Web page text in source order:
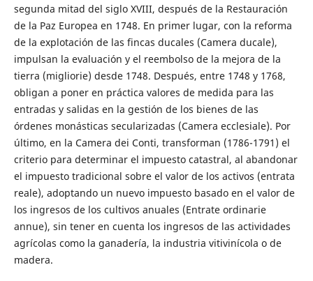
segunda mitad del siglo XVIII, después de la Restauración
de la Paz Europea en 1748. En primer lugar, con la reforma
de la explotación de las fincas ducales (Camera ducale),
impulsan la evaluación y el reembolso de la mejora de la
tierra (migliorie) desde 1748. Después, entre 1748 y 1768,
obligan a poner en práctica valores de medida para las
entradas y salidas en la gestión de los bienes de las
órdenes monásticas secularizadas (Camera ecclesiale). Por
último, en la Camera dei Conti, transforman (1786-1791) el
criterio para determinar el impuesto catastral, al abandonar
el impuesto tradicional sobre el valor de los activos (entrata
reale), adoptando un nuevo impuesto basado en el valor de
los ingresos de los cultivos anuales (Entrate ordinarie
annue), sin tener en cuenta los ingresos de las actividades
agrícolas como la ganadería, la industria vitivinícola o de
madera.